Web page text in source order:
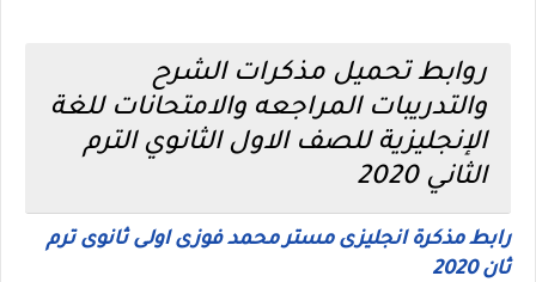
روابط تحميل مذكرات الشرح
والتدريبات المراجعه والامتحانات للغة
الإنجليزية للصف الاول الثانوي الترم
الثاني 2020
رابط مذكرة انجليزى مستر محمد فوزى اولى ثانوى ترم
ثان 2020